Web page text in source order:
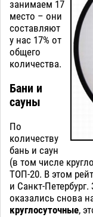
занимаем 17
место – они
составляют
у нас 17% от
общего
количества.
Бани и
сауны
По
количеству
бань и саун
(в том числе
ТОП-20. В этом
и Санкт-
оказались снова
круглосуточные,